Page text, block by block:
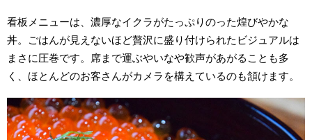
看板メニューは、濃厚なイクラがたっぷりのった煌びやかな
丼。ごはんが見えないほど贅沢に盛り付けられたビジュアルは
まさに圧巻です。席まで運ぶやいなや歓声があがることも多
く、ほとんどのお客さんがカメラを構えているのも頷けます。